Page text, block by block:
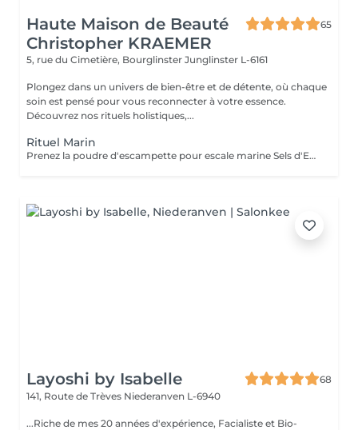
Haute Maison de Beauté
Christopher KRAEMER
65
5, rue du Cimetière, Bourglinster Junglinster L-6161
Plongez dans un univers de bien-être et de détente, où chaque
soin est pensé pour vous reconnecter à votre essence.
Découvrez nos rituels holistiques,...
Rituel Marin
Prenez la poudre d'escampette pour escale marine Sels d'Epsom, algues, poudre de pierres précieuses, huiles essentielles de Lédon De Groenland, c'est tout un programme qui vous attend afin de vous reminéraliser, vous purifier mais aussi vous détendre et à la fois vous énergiser Véritable moment de relaxation complète. Sauna infrarouge, Massage shiatsu, bol d'air jacquier, douche. Onction du huiles précieuses, hammam crânien, facial et respiratoire, bains rythmés avec méditation guidée, exercices de sophrologie, shampooing, pose de masque et massage crânien, rituel de la cascade, rinçage à l'infusion de plantes qui clôture le soin. Le soin ne comprend pas le brushing
Layoshi by Isabelle
68
141, Route de Trèves Niederanven L-6940
...Riche de mes 20 années d'expérience, Facialiste et Bio-